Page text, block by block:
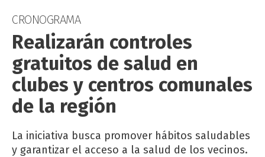
CRONOGRAMA
Realizarán controles
gratuitos de salud en
clubes y centros comunales
de la región
La iniciativa busca promover hábitos saludables
y garantizar el acceso a la salud de los vecinos.